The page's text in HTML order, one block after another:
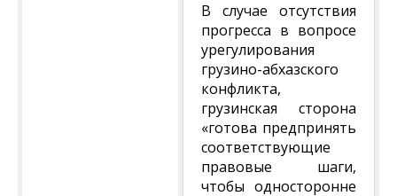
В случае отсутствия
прогресса в вопросе
урегулирования
грузино-абхазского
конфликта,
грузинская сторона
«готова предпринять
соответствующие
правовые шаги,
чтобы односторонне